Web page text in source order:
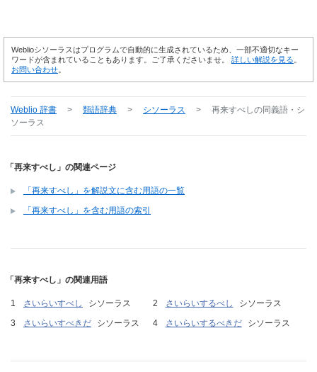
Weblioシソーラスはプログラムで自動的に生成されているため、一部不適切なキー
ワードが含まれていることもあります。ご了承くださいませ。 詳しい解説を見る
お問い合わせ
Weblio 辞書 > 類語辞典 > シソーラス > 再来すべしの同義語・シ
ソーラス
「再来すべし」の関連ページ
「再来すべし」を解説文に含む用語の一覧
「再来すべし」を含む用語の索引
「再来すべし」の関連用語
さいらいすべし シソーラス さいらいするべし
シソーラス
さいらいすべきだ
シソーラス さいらいするべきだ シソーラス